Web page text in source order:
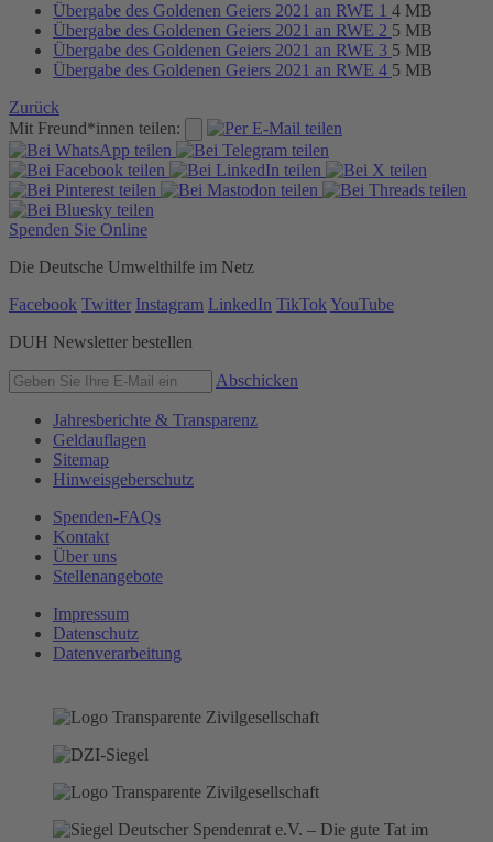
Übergabe des Goldenen Geiers 2021 an RWE 1 4 MB
Übergabe des Goldenen Geiers 2021 an RWE 2 5 MB
Übergabe des Goldenen Geiers 2021 an RWE 3 5 MB
Übergabe des Goldenen Geiers 2021 an RWE 4 5 MB
Zurück
Mit Freund*innen teilen:
Spenden Sie Online
Die Deutsche Umwelthilfe im Netz
Facebook Twitter Instagram LinkedIn TikTok YouTube
DUH Newsletter bestellen
Abschicken
Jahresberichte & Transparenz
Geldauflagen
Sitemap
Hinweisgeberschutz
Spenden-FAQs
Kontakt
Über uns
Stellenangebote
Impressum
Datenschutz
Datenverarbeitung